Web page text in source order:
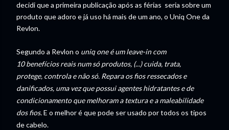
decidi que a primeira publicação após as férias seria sobre um
produto que adoro e já uso há mais de um ano, o Uniq One da
Revlon.
Segundo a Revlon o uniq one é umleave-in com
10benefíciosreais num só produtos, (...) cuida, trata,
protege, controla enãosó. Repara os fios ressecados e
danificados, uma vez que possui agentes hidratantes e de
condicionamento que melhoram a textura e a maleabilidade
dos fios.E o melhor é que pode ser usado por todos os tipos
de cabelo.